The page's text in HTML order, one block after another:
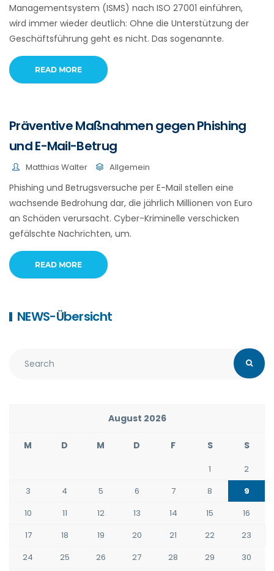
Managementsystem (ISMS) nach ISO 27001 einführen,
wird immer wieder deutlich: Ohne die Unterstützung der
Geschäftsführung geht es nicht. Das sogenannte.
READ MORE
Präventive Maßnahmen gegen Phishing
und E-Mail-Betrug
Matthias Walter Allgemein
Phishing und Betrugsversuche per E-Mail stellen eine
wachsende Bedrohung dar, die jährlich Millionen von Euro
an Schäden verursacht. Cyber-Kriminelle verschicken
gefälschte Nachrichten, um.
READ MORE
NEWS-Übersicht
August 2026
M D M D F S S
1
2
3
4 5 6 7 8
9
10
11 12 13 14 15
16
17
18 19 20 21 22
23
24
25 26 27 28 29 30